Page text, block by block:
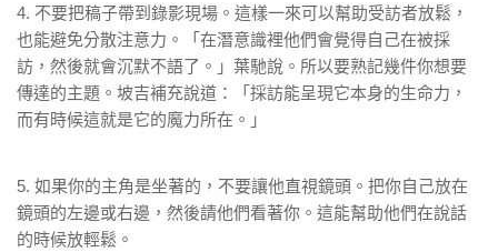
4. 不要把稿子帶到錄影現場。這樣一來可以幫助受訪者放鬆，
也能避免分散注意力。「在潛意識裡他們會覺得自己在被採
訪，然後就會沉默不語了。」葉馳說。所以要熟記幾件你想要
傳達的主題。坡吉補充說道：「採訪能呈現它本身的生命力，
而有時候這就是它的魔力所在。」
5. 如果你的主角是坐著的，不要讓他直視鏡頭。把你自己放在
鏡頭的左邊或右邊，然後請他們看著你。這能幫助他們在說話
的時候放輕鬆。